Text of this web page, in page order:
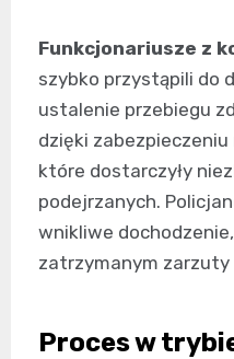
Funkcjonariusze z
szybko przystąpili do
ustalenie przebiegu
dzięki
które dostarczyły
podejrzanych.
wnikliwe
zatrzymanym zarzuty
Proces w